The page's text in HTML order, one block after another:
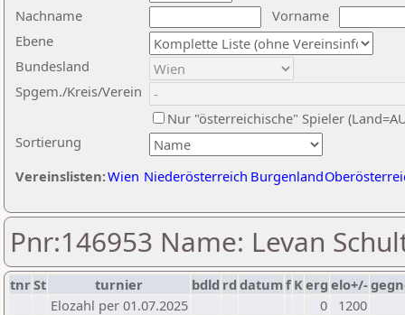
Nachname
Vorname
Ebene
Sortierung
Bundesland
Spgem./Kreis/Verein
Nur "österreichische" Spieler
Vereinslisten:Wien Niederösterreich Burgenland
Pnr:146953 Name: Levan
tnrSt turnier bdld rd datumf Kerg elo+/-
Elozahl per 01.07.2025
0
1200